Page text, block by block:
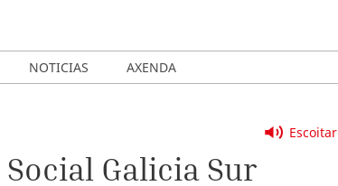
NOTICIAS AXENDA
Escoitar
Galicia Sur